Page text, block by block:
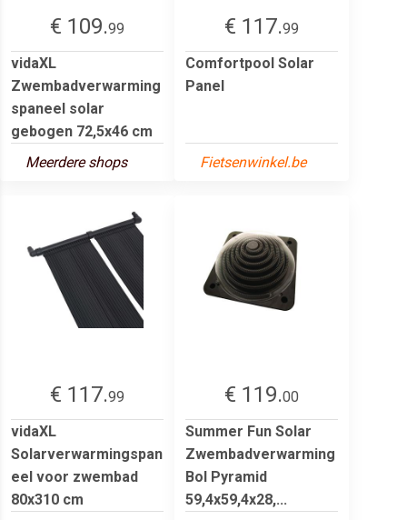
€ 109.99
vidaXL
Zwembadverwarming
spaneel solar
gebogen 72,5x46 cm
Meerdere shops
€ 117.99
Comfortpool Solar
Panel
Fietsenwinkel.be
€ 117.99
vidaXL
Solarverwarmingspan
eel voor zwembad
80x310 cm
€ 119.00
Summer Fun Solar
Zwembadverwarming
Bol Pyramid
59,4x59,4x28,...